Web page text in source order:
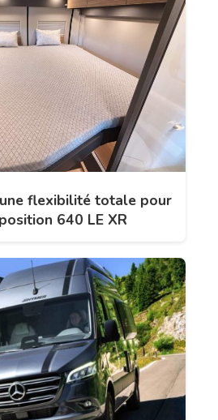
flexibilité totale pour
640 LE XR